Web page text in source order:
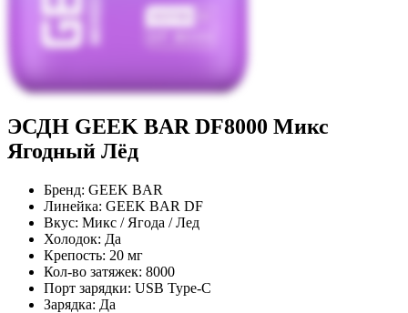
ЭСДН GEEK BAR DF8000 Микс
Ягодный Лёд
Бренд: GEEK BAR
Линейка: GEEK BAR DF
Вкус: Микс / Ягода / Лед
Холодок: Да
Крепость: 20 мг
Кол-во затяжек: 8000
Порт зарядки: USB Type-C
Зарядка: Да